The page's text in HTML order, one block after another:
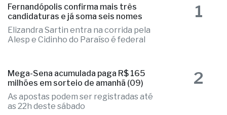
Fernandópolis confirma mais três
candidaturas e já soma seis nomes
Elizandra Sartin entra na corrida pela
Alesp e Cidinho do Paraíso é federal
1
Mega-Sena acumulada paga R$ 165
milhões em sorteio de amanhã (09)
As apostas podem ser registradas até
as 22h deste sábado
2